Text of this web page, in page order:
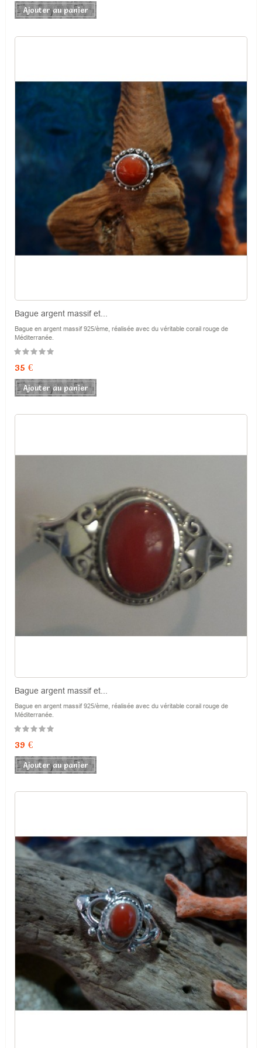
Ajouter au panier
Bague argent massif et...
Bague en argent massif 925/ème, réalisée avec du véritable corail rouge de
Méditerranée.
Prix
35 €
Ajouter au panier
Bague argent massif et...
Bague en argent massif 925/ème, réalisée avec du véritable corail rouge de
Méditerranée.
Prix
39 €
Ajouter au panier